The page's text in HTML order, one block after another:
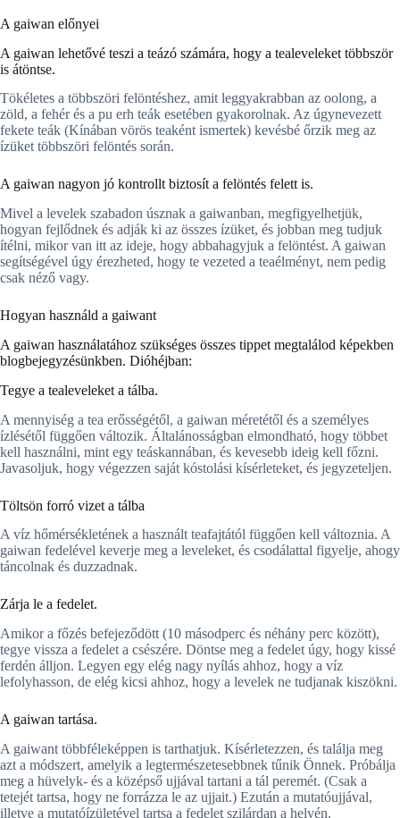
A gaiwan előnyei
A gaiwan lehetővé teszi a teázó számára, hogy a tealeveleket többször
is átöntse.
Tökéletes a többszöri felöntéshez, amit leggyakrabban az oolong, a
zöld, a fehér és a pu erh teák esetében gyakorolnak. Az úgynevezett
fekete teák (Kínában vörös teaként ismertek) kevésbé őrzik meg az
ízüket többszöri felöntés során.
A gaiwan nagyon jó kontrollt biztosít a felöntés felett is.
Mivel a levelek szabadon úsznak a gaiwanban, megfigyelhetjük,
hogyan fejlődnek és adják ki az összes ízüket, és jobban meg tudjuk
ítélni, mikor van itt az ideje, hogy abbahagyjuk a felöntést. A gaiwan
segítségével úgy érezheted, hogy te vezeted a teaélményt, nem pedig
csak néző vagy.
Hogyan használd a gaiwant
A gaiwan használatához szükséges összes tippet megtalálod képekben
blogbejegyzésünkben. Dióhéjban:
Tegye a tealeveleket a tálba.
A mennyiség a tea erősségétől, a gaiwan méretétől és a személyes
ízlésétől függően változik. Általánosságban elmondható, hogy többet
kell használni, mint egy teáskannában, és kevesebb ideig kell főzni.
Javasoljuk, hogy végezzen saját kóstolási kísérleteket, és jegyzeteljen.
Töltsön forró vizet a tálba
A víz hőmérsékletének a használt teafajtától függően kell változnia. A
gaiwan fedelével keverje meg a leveleket, és csodálattal figyelje, ahogy
táncolnak és duzzadnak.
Zárja le a fedelet.
Amikor a főzés befejeződött (10 másodperc és néhány perc között),
tegye vissza a fedelet a csészére. Döntse meg a fedelet úgy, hogy kissé
ferdén álljon. Legyen egy elég nagy nyílás ahhoz, hogy a víz
lefolyhasson, de elég kicsi ahhoz, hogy a levelek ne tudjanak kiszökni.
A gaiwan tartása.
A gaiwant többféleképpen is tarthatjuk. Kísérletezzen, és találja meg
azt a módszert, amelyik a legtermészetesebbnek tűnik Önnek. Próbálja
meg a hüvelyk- és a középső ujjával tartani a tál peremét. (Csak a
tetejét tartsa, hogy ne forrázza le az ujjait.) Ezután a mutatóujjával,
illetve a mutatóízületével tartsa a fedelet szilárdan a helyén.